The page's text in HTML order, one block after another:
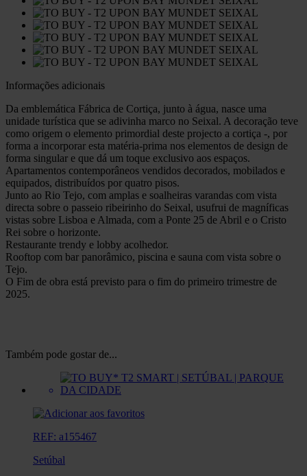
Informações adicionais
Da emblemática Fábrica de Cortiça, junto à água, nasce uma
unidade turística que se adivinha marco no Seixal. A decoração teve
como origem o elemento primordial deste projecto a cortiça -, por
forma a incorporar esta matéria-prima nos elementos de design de
forma singular e que dá um toque exclusivo aos espaços.
Apartamentos contemporâneos vendidos decorados, mobilados e
equipados, distribuídos por quatro pisos.
Junto ao Rio Tejo, com amplas e soalheiras varandas com vista
directa sobre o passeio ribeirinho do Seixal, usufrui de magníficas
vistas sobre Lisboa e Almada, com a Ponte 25 de Abril e o Cristo
Rei sobre o horizonte.
Restaurante trendy e lobby acolhedor.
Rooftop com bar panorâmico, piscina e sauna com vista sobre o
Tejo.
O Fim de obra está previsto para o fim do primeiro trimestre de
2025.
Também pode gostar de...
REF: a155467
Setúbal